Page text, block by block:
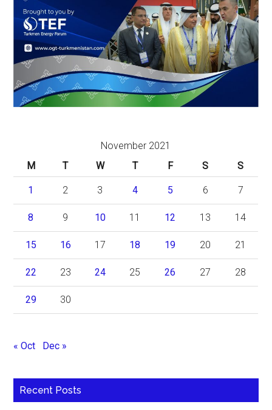
November 2021
M
T W T F S S
1 2 3 4 5 6 7
8 9 10 11 12 13 14
15 16 17 18 19 20 21
22 23 24 25 26 27 28
29 30
« Oct Dec »
Recent Posts